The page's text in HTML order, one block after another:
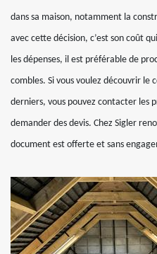
dans sa maison, notamment la
avec cette décision, c’est son coût
les dépenses, il est préférable de
combles. Si vous voulez découvrir le
derniers, vous pouvez contacter les
demander des devis. Chez Sigler
document est offerte et sans